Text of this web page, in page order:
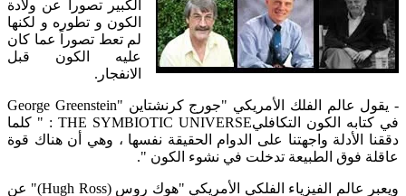
الكبير تصوراً عن ولادة
الكون و تطوره و لكنها
لم تعط تصوراً عما كان
عليه الكون قبل
الانفجار.
- يقول عالم الفلك الأمريكي "جورج كرنشتاين "George Greenstein
في كتابه الكون التكافليTHE SYMBIOTIC UNIVERSE : " كلما
دققنا الأدلة واجهتنا على الدوام الحقيقة نفسها ، وهي أن هناك قوة
عاقلة فوق الطبيعة تدخلت في نشوء الكون ".
ويعبر عالم الفيزياء الفلكي الأمريكي "هوك روس (Hugh Ross)" عن